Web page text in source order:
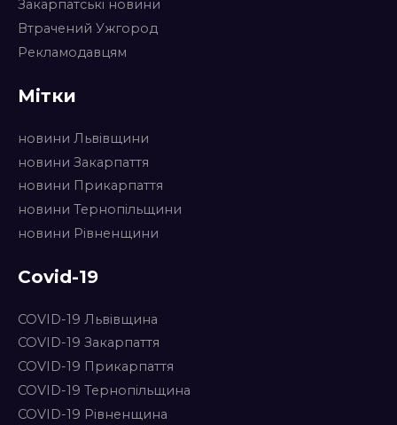
Закарпатські новини
Втрачений Ужгород
Рекламодавцям
Мітки
новини Львівщини
новини Закарпаття
новини Прикарпаття
новини Тернопільщини
новини Рівненщини
Covid-19
COVID-19 Львівщина
COVID-19 Закарпаття
COVID-19 Прикарпаття
COVID-19 Тернопільщина
COVID-19 Рівненщина